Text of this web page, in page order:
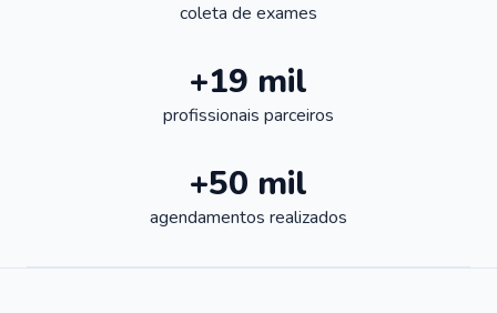
coleta de exames
+19 mil
profissionais parceiros
+50 mil
agendamentos realizados